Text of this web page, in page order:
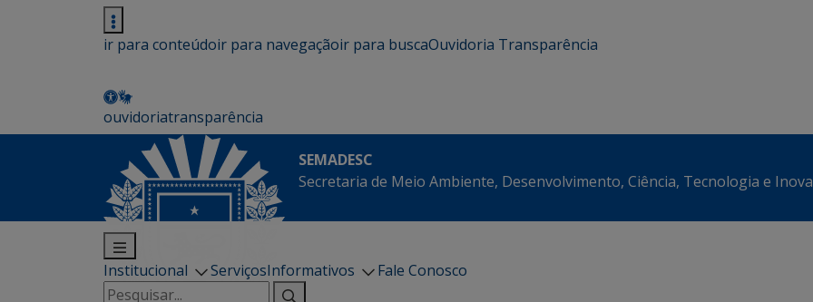
ir para conteúdoir para navegaçãoir para buscaOuvidoria Transparência
ouvidoriatransparência
SEMADESC
Secretaria de Meio Ambiente, Desenvolvimento, Ciência, Tecnologia e
Institucional ServiçosInformativos
Fale Conosco
Pesquisar